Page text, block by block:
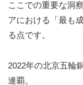
ここでの重要な洞
アにおける「最も
る点です。
2022年の北京五輪
連覇。